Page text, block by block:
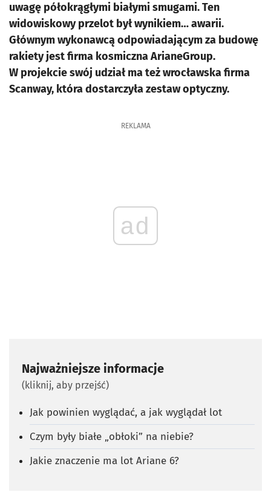
uwagę półokrągłymi białymi smugami. Ten
widowiskowy przelot był wynikiem… awarii.
Głównym wykonawcą odpowiadającym za budowę
rakiety jest firma kosmiczna ArianeGroup.
W projekcie swój udział ma też wrocławska firma
Scanway, która dostarczyła zestaw optyczny.
REKLAMA
ad
Najważniejsze informacje
(kliknij, aby przejść)
Jak powinien wyglądać, a jak wyglądał lot
Czym były białe „obłoki” na niebie?
Jakie znaczenie ma lot Ariane 6?